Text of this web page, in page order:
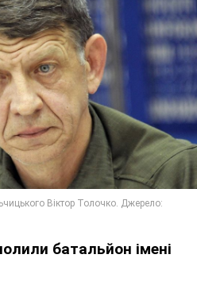
батальйон імені